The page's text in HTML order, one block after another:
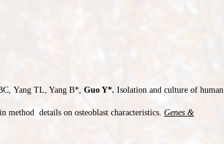
Yang TL, Yang B*, Guo Y*. Isolation and culture of human
method details on osteoblast characteristics. Genes &